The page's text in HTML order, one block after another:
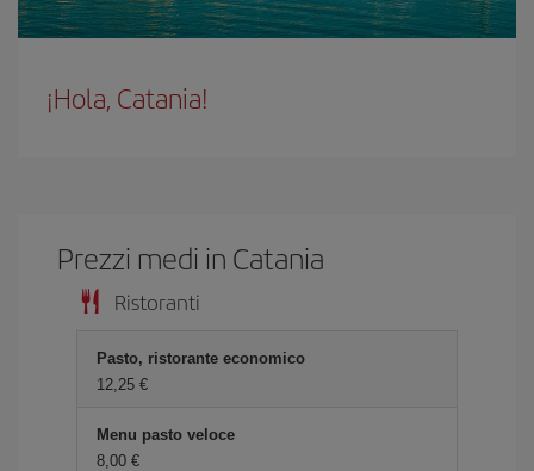
¡Hola, Catania!
Prezzi medi in Catania
Ristoranti
Pasto, ristorante economico
12,25 €
Menu pasto veloce
8,00 €